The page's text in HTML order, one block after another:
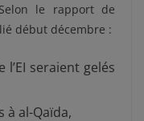
le rapport de
début décembre :
seraient gelés
à al-Qaïda,